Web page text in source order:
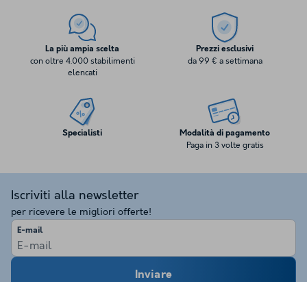
La più ampia scelta
con oltre 4.000 stabilimenti
elencati
Prezzi esclusivi
da 99 € a settimana
Specialisti Modalità di pagamento
Paga in 3 volte gratis
Iscriviti alla newsletter
per ricevere le migliori offerte!
E-mail
Inviare